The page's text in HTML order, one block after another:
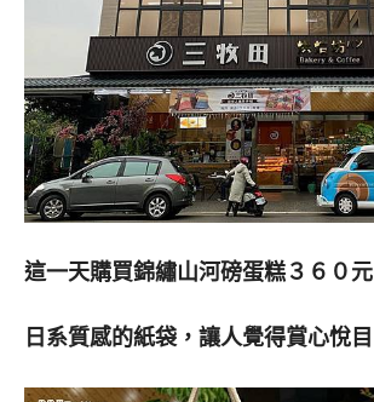
這一天購買錦繡山河磅蛋糕３６０元
日系質感的紙袋，讓人覺得賞心悅目